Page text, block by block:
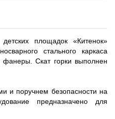
площадок «Китенок»
стального каркаса
фанеры. Скат горки выполнен
и поручнем безопасности на
предназначено для